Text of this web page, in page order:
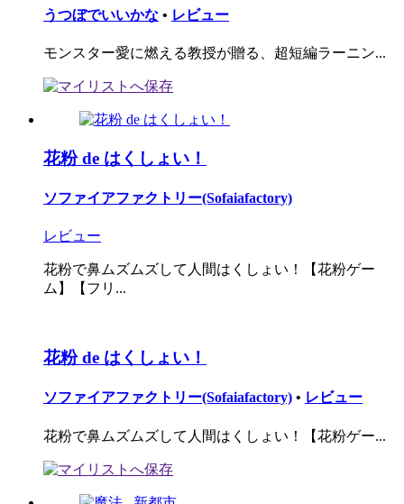
うつぼでいいかな • レビュー
モンスター愛に燃える教授が贈る、超短編ラーニン...
花粉 de はくしょい！
ソファイアファクトリー(Sofaiafactory)
レビュー
花粉で鼻ムズムズして人間はくしょい！【花粉ゲー
ム】【フリ...
花粉 de はくしょい！
ソファイアファクトリー(Sofaiafactory) • レビュー
花粉で鼻ムズムズして人間はくしょい！【花粉ゲー...